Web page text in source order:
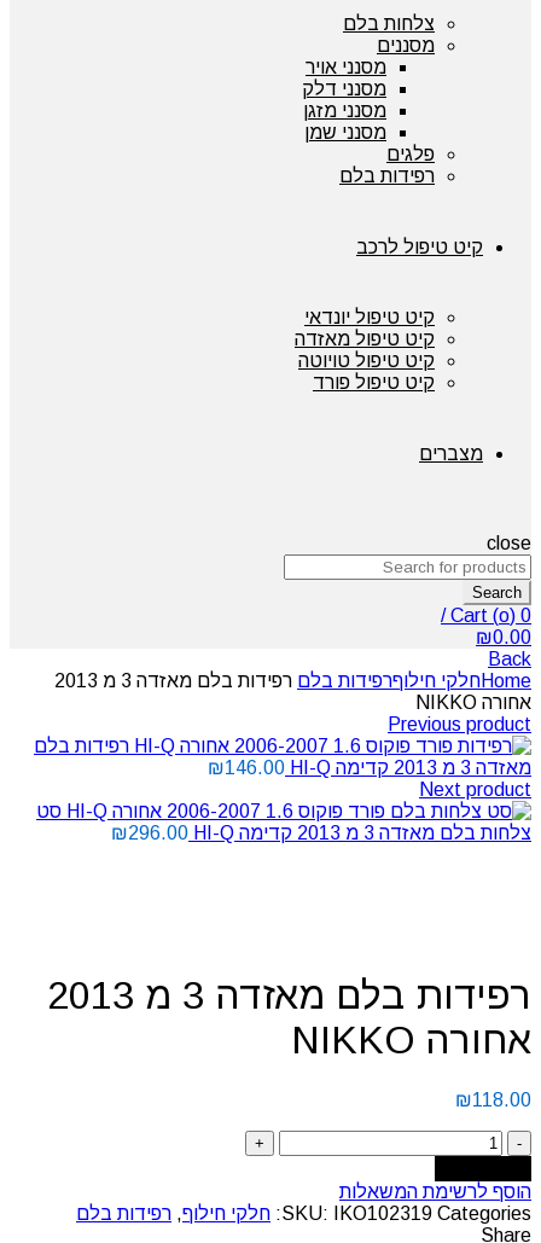
צלחות בלם
מסננים
מסנני אויר
מסנני דלק
מסנני מזגן
מסנני שמן
פלגים
רפידות בלם
קיט טיפול לרכב
קיט טיפול יונדאי
קיט טיפול מאזדה
קיט טיפול טויוטה
קיט טיפול פורד
מצברים
close
Search
Cart (o) 0
/
₪0.00
Back
Homeחלקי חילוףרפידות בלם
רפידות בלם מאזדה 3 מ 2013
אחורה NIKKO
Previous product
רפידות בלם
מאזדה 3 מ 2013 קדימה HI-Q
₪146.00
Next product
סט
צלחות בלם מאזדה 3 מ 2013 קדימה HI-Q
₪296.00
רפידות בלם מאזדה 3 מ 2013
אחורה NIKKO
₪118.00
הוסף לרשימת המשאלות
SKU:
IKO102319 Categories: חלקי חילוף, רפידות בלם
Share